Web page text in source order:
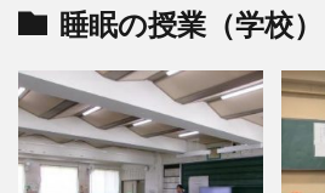
睡眠の授業（学校）